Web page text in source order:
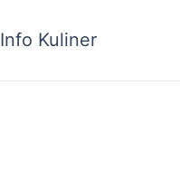
Info Kuliner